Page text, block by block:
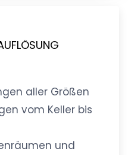
aller Größen
vom Keller bis
und